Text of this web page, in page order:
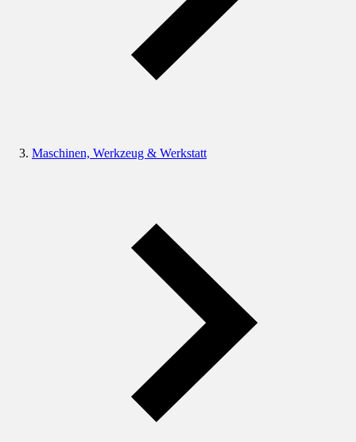
Maschinen, Werkzeug & Werkstatt